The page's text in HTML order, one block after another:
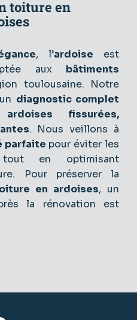
toiture en
, l’ardoise est
aux bâtiments
toulousaine. Notre
diagnostic complet
ardoises fissurées,
. Nous veillons à
parfaite pour éviter les
tout en optimisant
Pour préserver la
en ardoises, un
la rénovation est